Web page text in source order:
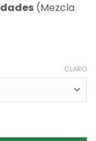
(Mezcla
CLARO
10000